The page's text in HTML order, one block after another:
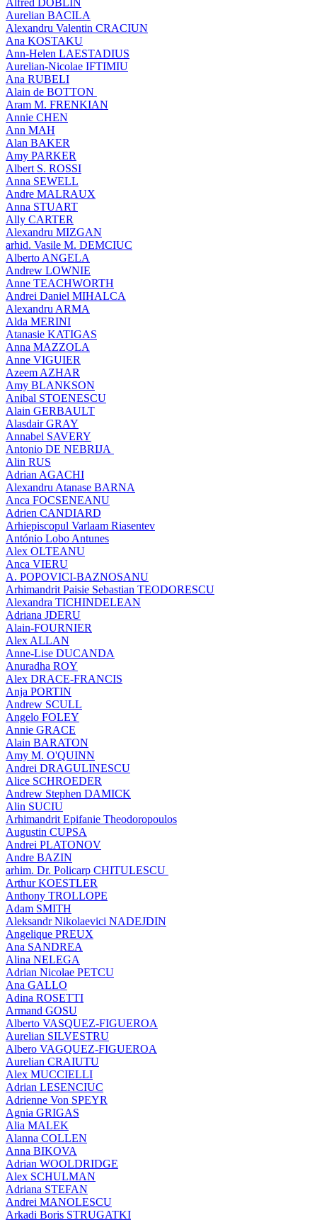
Aurelian BACILA
Alexandru Valentin CRACIUN
Ana KOSTAKU
Ann-Helen LAESTADIUS
Aurelian-Nicolae IFTIMIU
Ana RUBELI
Alain de BOTTON
Aram Μ. FRENKIAN
Annie CHEN
Ann MAH
Alan BAKER
Amy PARKER
Albert S. ROSSI
Anna SEWELL
Andre MALRAUX
Anna STUART
Ally CARTER
Alexandru MIZGAN
arhid. Vasile M. DEMCIUC
Alberto ANGELA
Andrew LOWNIE
Anne TEACHWORTH
Andrei Daniel MIHALCA
Alexandru ARMA
Alda MERINI
Atanasie KATIGAS
Anna MAZZOLA
Anne VIGUIER
Azeem AZHAR
Amy BLANKSON
Anibal STOENESCU
Alain GERBAULT
Alasdair GRAY
Annabel SAVERY
Antonio DE NEBRIJA
Alin RUS
Adrian AGACHI
Alexandru Atanase BARNA
Anca FOCSENEANU
Adrien CANDIARD
Arhiepiscopul Varlaam Riasentev
António Lobo Antunes
Alex OLTEANU
Anca VIERU
A. POPOVICI-BAZNOSANU
Arhimandrit Paisie Sebastian TEODORESCU
Alexandra TICHINDELEAN
Adriana JDERU
Alain-FOURNIER
Alex ALLAN
Anne-Lise DUCANDA
Anuradha ROY
Alex DRACE-FRANCIS
Anja PORTIN
Andrew SCULL
Angelo FOLEY
Annie GRACE
Alain BARATON
Amy M. O'QUINN
Andrei DRAGULINESCU
Alice SCHROEDER
Andrew Stephen DAMICK
Alin SUCIU
Arhimandrit Epifanie Theodoropoulos
Augustin CUPSA
Andrei PLATONOV
Andre BAZIN
arhim. Dr. Policarp CHITULESCU
Arthur KOESTLER
Anthony TROLLOPE
Adam SMITH
Aleksandr Nikolaevici NADEJDIN
Angelique PREUX
Ana SANDREA
Alina NELEGA
Adrian Nicolae PETCU
Ana GALLO
Adina ROSETTI
Armand GOSU
Alberto VASQUEZ-FIGUEROA
Aurelian SILVESTRU
Albero VAGQUEZ-FIGUEROA
Aurelian CRAIUTU
Alex MUCCIELLI
Adrian LESENCIUC
Adrienne Von SPEYR
Agnia GRIGAS
Alia MALEK
Alanna COLLEN
Anna BIKOVA
Adrian WOOLDRIDGE
Alex SCHULMAN
Adriana STEFAN
Andrei MANOLESCU
Arkadi Boris STRUGATKI